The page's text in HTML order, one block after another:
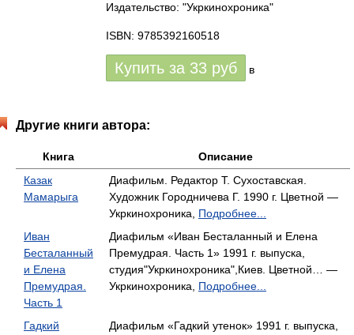
Издательство: "Укркинохроника"
ISBN: 9785392160518
Купить за 33 руб в
Другие книги автора:
Книга
Описание
Казак
Мамарыга
Диафильм. Редактор Т. Сухоставская.
Художник Городничева Г. 1990 г. Цветной —
Укркинохроника, Подробнее...
Иван
Бесталанный
и Елена
Премудрая.
Часть 1
Диафильм «Иван Бесталанный и Елена
Премудрая. Часть 1» 1991 г. выпуска,
студия"Укркинохроника",Киев. Цветной… —
Укркинохроника, Подробнее...
Гадкий
Диафильм «Гадкий утенок» 1991 г. выпуска,